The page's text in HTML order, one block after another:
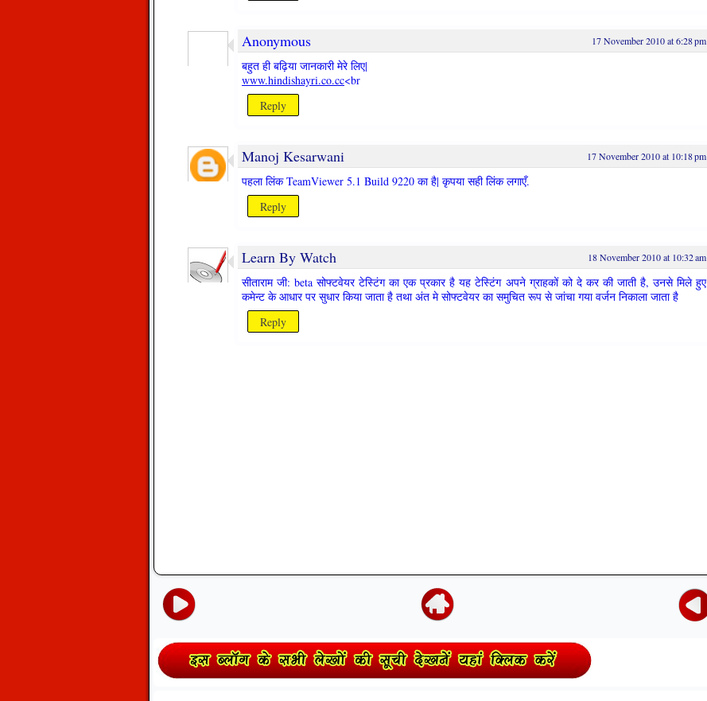
Anonymous 17 November 2010 at 6:28 pm
बहुत ही बढ़िया जानकारी मेरे लिए|
www.hindishayri.co.cc<br
Reply
Manoj Kesarwani 17 November 2010 at 10:18 pm
पहला लिंक TeamViewer 5.1 Build 9220 का है| कृपया सही लिंक लगाएँ.
Reply
Learn By Watch 18 November 2010 at 10:32 am
सीताराम जी: beta सोफ्टवेयर टेस्टिंग का एक प्रकार है यह टेस्टिंग अपने ग्राहकों को दे कर की जाती है, उनसे मिले हुए
कमेन्ट के आधार पर सुधार किया जाता है तथा अंत मे सोफ्टवेयर का समुचित रूप से जांचा गया वर्जन निकाला जाता है
Reply